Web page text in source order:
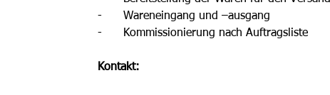
-      Wareneingang und –ausgang
-      Kommissionierung nach Auftragsliste
Kontakt: